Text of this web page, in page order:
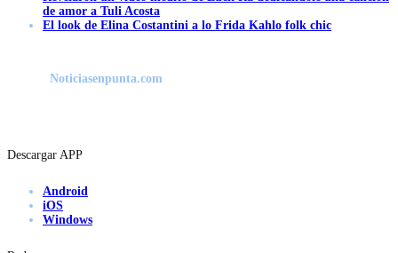
de amor a Tuli Acosta
El look de Elina Costantini a lo Frida Kahlo folk chic
Noticiasenpunta.com
Descargar APP
Android
iOS
Windows